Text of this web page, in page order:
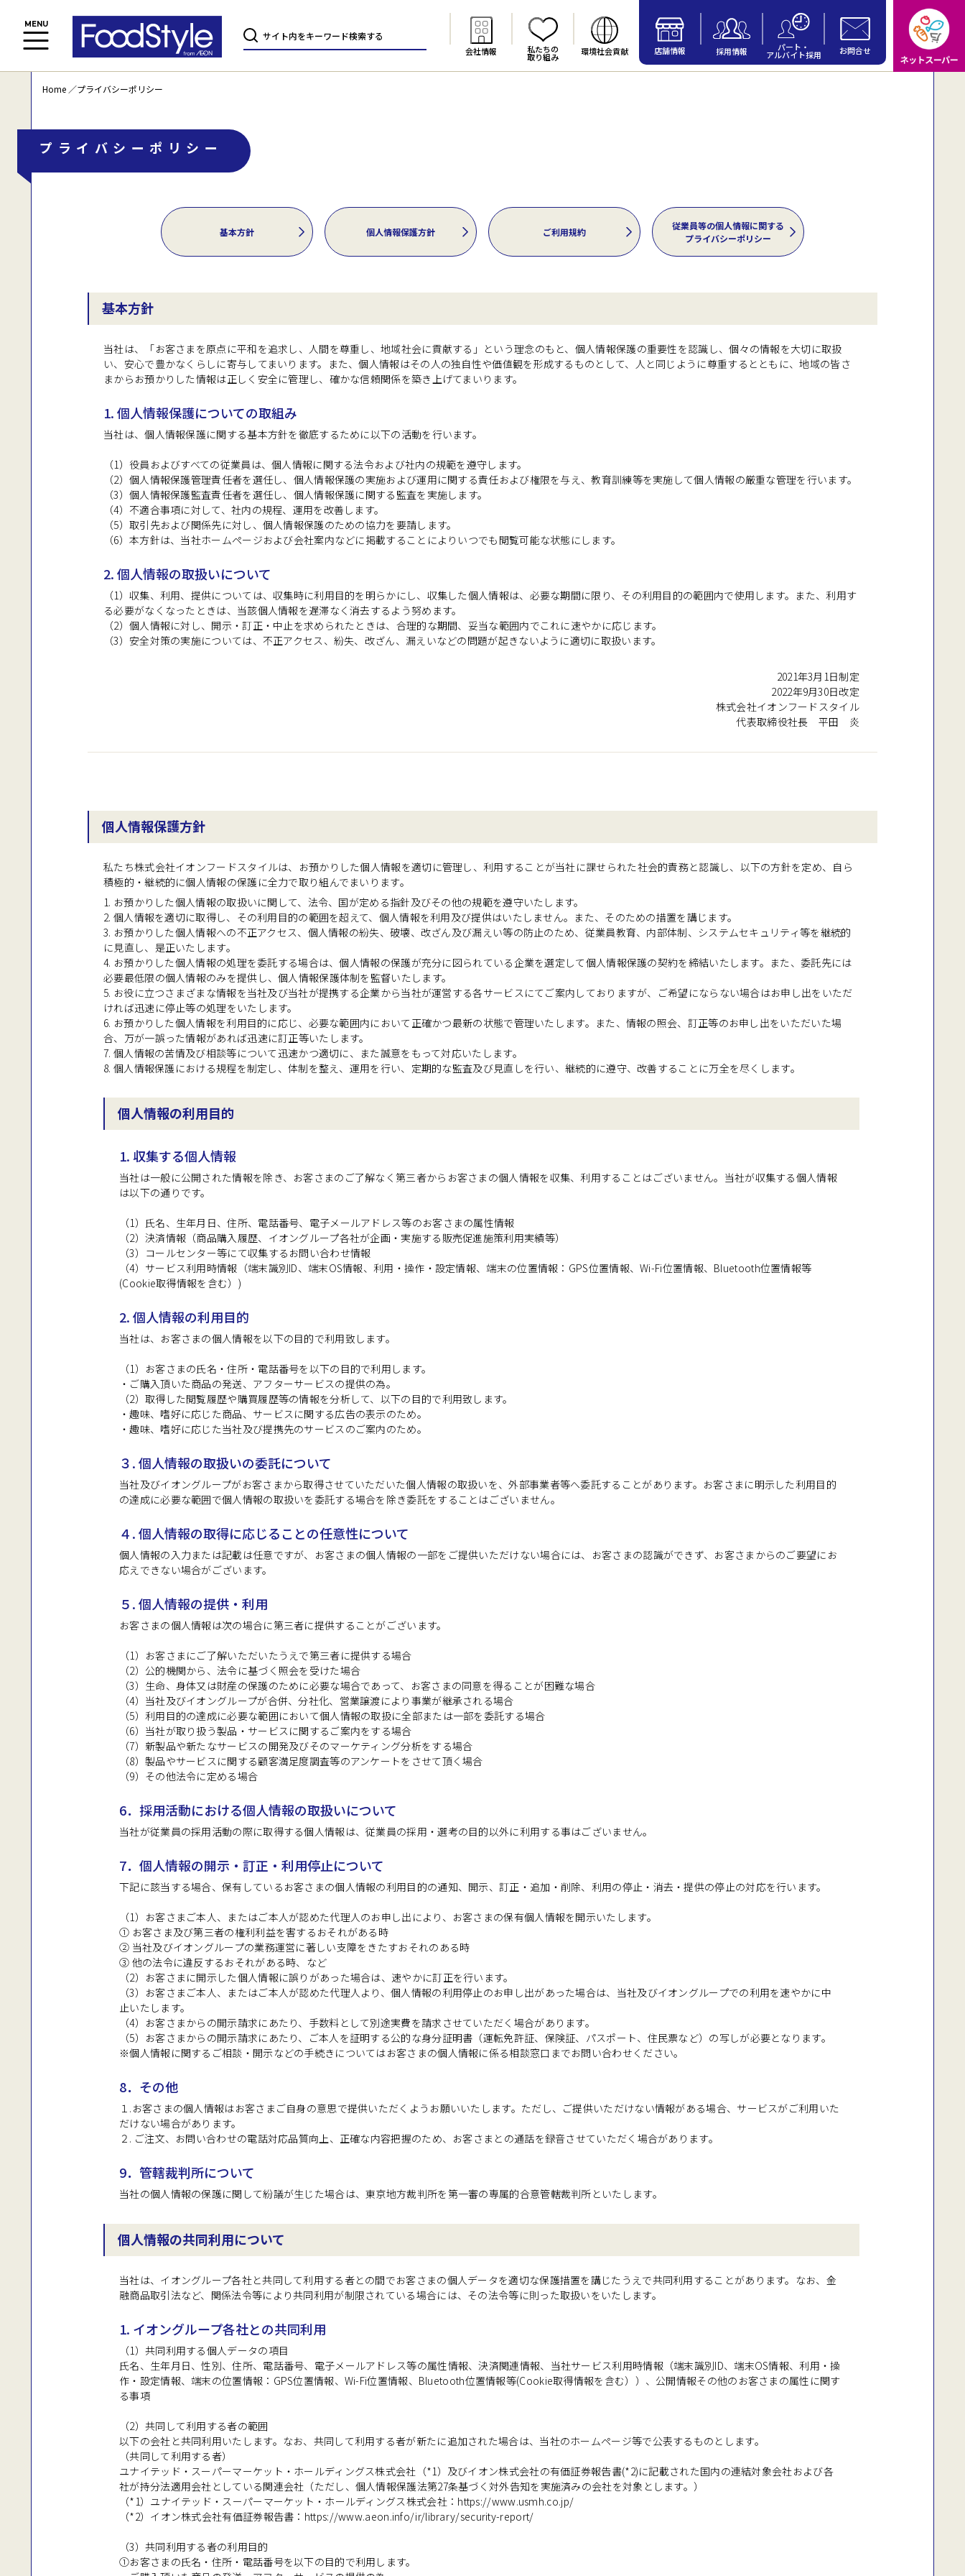
会社情報 私たちの
取り組み
環境社会貢献 店舗情報 採用情報 パート・
アルバイト採用 お問合せ
Home プライバシーポリシー
プライバシーポリシー
基本方針 個人情報保護方針 ご利用規約
従業員等の個人情報に関する
プライバシーポリシー
基本方針
当社は、「お客さまを原点に平和を追求し、人間を尊重し、地域社会に貢献する」という理念のもと、個人情報保護の重要性を認識し、個々の情報を大切に取扱
い、安心で豊かなくらしに寄与してまいります。また、個人情報はその人の独自性や価値観を形成するものとして、人と同じように尊重するとともに、地域の皆さ
まからお預かりした情報は正しく安全に管理し、確かな信頼関係を築き上げてまいります。
1. 個人情報保護についての取組み
当社は、個人情報保護に関する基本方針を徹底するために以下の活動を行います。
（1）役員およびすべての従業員は、個人情報に関する法令および社内の規範を遵守します。
（2）個人情報保護管理責任者を選任し、個人情報保護の実施および運用に関する責任および権限を与え、教育訓練等を実施して個人情報の厳重な管理を行います。
（3）個人情報保護監査責任者を選任し、個人情報保護に関する監査を実施します。
（4）不適合事項に対して、社内の規程、運用を改善します。
（5）取引先および関係先に対し、個人情報保護のための協力を要請します。
（6）本方針は、当社ホームページおよび会社案内などに掲載することによりいつでも閲覧可能な状態にします。
2. 個人情報の取扱いについて
（1）収集、利用、提供については、収集時に利用目的を明らかにし、収集した個人情報は、必要な期間に限り、その利用目的の範囲内で使用します。また、利用す
る必要がなくなったときは、当該個人情報を遅滞なく消去するよう努めます。
（2）個人情報に対し、開示・訂正・中止を求められたときは、合理的な期間、妥当な範囲内でこれに速やかに応じます。
（3）安全対策の実施については、不正アクセス、紛失、改ざん、漏えいなどの問題が起きないように適切に取扱います。
2021年3月1日制定
2022年9月30日改定
株式会社イオンフードスタイル
代表取締役社長 平田 炎
個人情報保護方針
私たち株式会社イオンフードスタイルは、お預かりした個人情報を適切に管理し、利用することが当社に課せられた社会的責務と認識し、以下の方針を定め、自ら
積極的・継続的に個人情報の保護に全力で取り組んでまいります。
1. お預かりした個人情報の取扱いに関して、法令、国が定める指針及びその他の規範を遵守いたします。
2. 個人情報を適切に取得し、その利用目的の範囲を超えて、個人情報を利用及び提供はいたしません。また、そのための措置を講じます。
3. お預かりした個人情報への不正アクセス、個人情報の紛失、破壊、改ざん及び漏えい等の防止のため、従業員教育、内部体制、システムセキュリティ等を継続的
に見直し、是正いたします。
4. お預かりした個人情報の処理を委託する場合は、個人情報の保護が充分に図られている企業を選定して個人情報保護の契約を締結いたします。また、委託先には
必要最低限の個人情報のみを提供し、個人情報保護体制を監督いたします。
5. お役に立つさまざまな情報を当社及び当社が提携する企業から当社が運営する各サービスにてご案内しておりますが、ご希望にならない場合はお申し出をいただ
ければ迅速に停止等の処理をいたします。
6. お預かりした個人情報を利用目的に応じ、必要な範囲内において正確かつ最新の状態で管理いたします。また、情報の照会、訂正等のお申し出をいただいた場
合、万が一誤った情報があれば迅速に訂正等いたします。
7. 個人情報の苦情及び相談等について迅速かつ適切に、また誠意をもって対応いたします。
8. 個人情報保護における規程を制定し、体制を整え、運用を行い、定期的な監査及び見直しを行い、継続的に遵守、改善することに万全を尽くします。
個人情報の利用目的
1. 収集する個人情報
当社は一般に公開された情報を除き、お客さまのご了解なく第三者からお客さまの個人情報を収集、利用することはございません。当社が収集する個人情報
は以下の通りです。
（1）氏名、生年月日、住所、電話番号、電子メールアドレス等のお客さまの属性情報
（2）決済情報（商品購入履歴、イオングループ各社が企画・実施する販売促進施策利用実績等）
（3）コールセンター等にて収集するお問い合わせ情報
（4）サービス利用時情報（端末識別ID、端末OS情報、利用・操作・設定情報、端末の位置情報：GPS位置情報、Wi-Fi位置情報、Bluetooth位置情報等
(Cookie取得情報を含む）)
2. 個人情報の利用目的
当社は、お客さまの個人情報を以下の目的で利用致します。
（1）お客さまの氏名・住所・電話番号を以下の目的で利用します。
・ご購入頂いた商品の発送、アフターサービスの提供の為。
（2）取得した閲覧履歴や購買履歴等の情報を分析して、以下の目的で利用致します。
・趣味、嗜好に応じた商品、サービスに関する広告の表示のため。
・趣味、嗜好に応じた当社及び提携先のサービスのご案内のため。
３. 個人情報の取扱いの委託について
当社及びイオングループがお客さまから取得させていただいた個人情報の取扱いを、外部事業者等へ委託することがあります。お客さまに明示した利用目的
の達成に必要な範囲で個人情報の取扱いを委託する場合を除き委託をすることはございません。
４. 個人情報の取得に応じることの任意性について
個人情報の入力または記載は任意ですが、お客さまの個人情報の一部をご提供いただけない場合には、お客さまの認識ができず、お客さまからのご要望にお
応えできない場合がございます。
５. 個人情報の提供・利用
お客さまの個人情報は次の場合に第三者に提供することがございます。
（1）お客さまにご了解いただいたうえで第三者に提供する場合
（2）公的機関から、法令に基づく照会を受けた場合
（3）生命、身体又は財産の保護のために必要な場合であって、お客さまの同意を得ることが困難な場合
（4）当社及びイオングループが合併、分社化、営業譲渡により事業が継承される場合
（5）利用目的の達成に必要な範囲において個人情報の取扱に全部または一部を委託する場合
（6）当社が取り扱う製品・サービスに関するご案内をする場合
（7）新製品や新たなサービスの開発及びそのマーケティング分析をする場合
（8）製品やサービスに関する顧客満足度調査等のアンケートをさせて頂く場合
（9）その他法令に定める場合
6．採用活動における個人情報の取扱いについて
当社が従業員の採用活動の際に取得する個人情報は、従業員の採用・選考の目的以外に利用する事はございません。
7．個人情報の開示・訂正・利用停止について
下記に該当する場合、保有しているお客さまの個人情報の利用目的の通知、開示、訂正・追加・削除、利用の停止・消去・提供の停止の対応を行います。
（1）お客さまご本人、またはご本人が認めた代理人のお申し出により、お客さまの保有個人情報を開示いたします。
① お客さま及び第三者の権利利益を害するおそれがある時
② 当社及びイオングループの業務運営に著しい支障をきたすおそれのある時
③ 他の法令に違反するおそれがある時、など
（2）お客さまに開示した個人情報に誤りがあった場合は、速やかに訂正を行います。
（3）お客さまご本人、またはご本人が認めた代理人より、個人情報の利用停止のお申し出があった場合は、当社及びイオングループでの利用を速やかに中
止いたします。
（4）お客さまからの開示請求にあたり、手数料として別途実費を請求させていただく場合があります。
（5）お客さまからの開示請求にあたり、ご本人を証明する公的な身分証明書（運転免許証、保険証、パスポート、住民票など）の写しが必要となります。
※個人情報に関するご相談・開示などの手続きについてはお客さまの個人情報に係る相談窓口までお問い合わせください。
8．その他
１.お客さまの個人情報はお客さまご自身の意思で提供いただくようお願いいたします。ただし、ご提供いただけない情報がある場合、サービスがご利用いた
だけない場合があります。
２. ご注文、お問い合わせの電話対応品質向上、正確な内容把握のため、お客さまとの通話を録音させていただく場合があります。
9．管轄裁判所について
当社の個人情報の保護に関して紛議が生じた場合は、東京地方裁判所を第一審の専属的合意管轄裁判所といたします。
個人情報の共同利用について
当社は、イオングループ各社と共同して利用する者との間でお客さまの個人データを適切な保護措置を講じたうえで共同利用することがあります。なお、金
融商品取引法など、関係法令等により共同利用が制限されている場合には、その法令等に則った取扱いをいたします。
1. イオングループ各社との共同利用
（1）共同利用する個人データの項目
氏名、生年月日、性別、住所、電話番号、電子メールアドレス等の属性情報、決済関連情報、当社サービス利用時情報（端末識別ID、端末OS情報、利用・操
作・設定情報、端末の位置情報：GPS位置情報、Wi-Fi位置情報、Bluetooth位置情報等(Cookie取得情報を含む））、公開情報その他のお客さまの属性に関す
る事項
（2）共同して利用する者の範囲
以下の会社と共同利用いたします。なお、共同して利用する者が新たに追加された場合は、当社のホームページ等で公表するものとします。
（共同して利用する者）
ユナイテッド・スーパーマーケット・ホールディングス株式会社（*1）及びイオン株式会社の有価証券報告書(*2)に記載された国内の連結対象会社および各
社が持分法適用会社としている関連会社（ただし、個人情報保護法第27条基づく対外告知を実施済みの会社を対象とします。）
（*1）ユナイテッド・スーパーマーケット・ホールディングス株式会社： https://www.usmh.co.jp/
（*2）イオン株式会社有価証券報告書： https://www.aeon.info/ir/library/security-report/
（3）共同利用する者の利用目的
①お客さまの氏名・住所・電話番号を以下の目的で利用します。